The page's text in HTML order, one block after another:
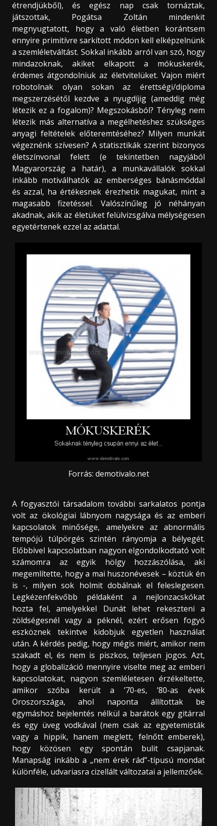
étrendjükből), és egész nap csak tornáztak,
játszottak, Pogátsa Zoltán mindenkit
megnyugtatott, hogy a való életben korántsem
ennyire primitívre sarkított módon kell elképzelnünk
a szemléletváltást. Sokkal inkább arról van szó, hogy
mindazoknak, akiket elkapott a mókuskerék,
érdemes átgondolniuk az életvitelüket. Vajon miért
robotolnak olyan sokan az érettségi/diploma
megszerzésétől kezdve a nyugdíjig (ameddig még
létezik ez a fogalom)? Megszokásból? Tényleg nem
létezik más alternatíva a megélhetéshez szükséges
anyagi feltételek előteremtéséhez? Milyen munkát
végeznénk szívesen? A statisztikák szerint bizonyos
életszínvonal felett (e tekintetben nagyjából
Magyarország a határ), a munkavállalók sokkal
inkább motiválhatók az emberséges bánásmóddal
és azzal, ha értékesnek érezhetik magukat, mint a
magasabb fizetéssel. Valószínűleg jó néhányan
akadnak, akik az életüket felülvizsgálva mélységesen
egyetértenek ezzel az adattal.
Forrás: demotivalo.net
A fogyasztói társadalom további sarkalatos pontja
volt az ökológiai lábnyom nagysága és az emberi
kapcsolatok minősége, amelyekre az abnormális
tempójú túlpörgés szintén rányomja a bélyegét.
Előbbivel kapcsolatban nagyon elgondolkodtató volt
számomra az egyik hölgy hozzászólása, aki
megemlítette, hogy a mai huszonévesek – köztük én
is -, milyen sok holmit dobálnak el feleslegesen.
Legkézenfekvőbb példaként a nejlonzacskókat
hozta fel, amelyekkel Dunát lehet rekeszteni a
zöldségesnél vagy a péknél, ezért erősen fogyó
eszköznek tekintve kidobjuk egyetlen használat
után. A kérdés pedig, hogy mégis miért, amikor nem
szakadt el, és nem is piszkos, teljesen jogos. Azt,
hogy a globalizáció mennyire viselte meg az emberi
kapcsolatokat, nagyon szemléletesen érzékeltette,
amikor szóba került a ’70-es, ’80-as évek
Oroszországa, ahol naponta állítottak be
egymáshoz bejelentés nélkül a barátok egy gitárral
és egy üveg vodkával (nem csak az egyetemisták
vagy a hippik, hanem meglett, felnőtt emberek),
hogy közösen egy spontán bulit csapjanak.
Manapság inkább a „nem érek rád”-típusú mondat
különféle, udvariasra cizellált változatai a jellemzőek.